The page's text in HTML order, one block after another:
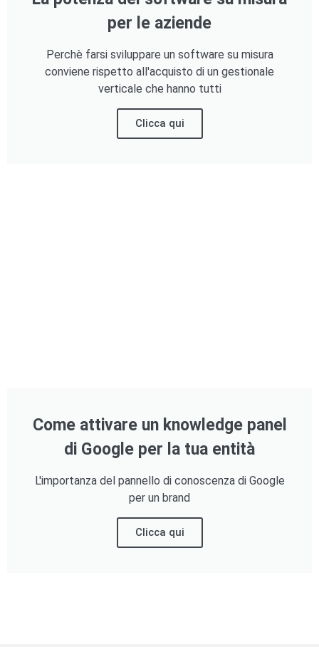
per le aziende
Perchè farsi sviluppare un software su misura
conviene rispetto all'acquisto di un gestionale
verticale che hanno tutti
Clicca qui
Come attivare un knowledge panel
di Google per la tua entità
L'importanza del pannello di conoscenza di Google
per un brand
Clicca qui